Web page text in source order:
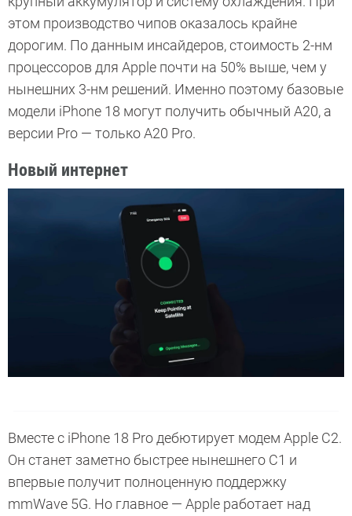
этом производство чипов оказалось крайне
дорогим. По данным инсайдеров, стоимость 2-нм
процессоров для Apple почти на 50% выше, чем у
нынешних 3-нм решений. Именно поэтому базовые
модели iPhone 18 могут получить обычный A20, а
версии Pro — только A20 Pro.
Новый интернет
Вместе с iPhone 18 Pro дебютирует модем Apple C2.
Он станет заметно быстрее нынешнего C1 и
впервые получит полноценную поддержку
mmWave 5G. Но главное — Apple работает над